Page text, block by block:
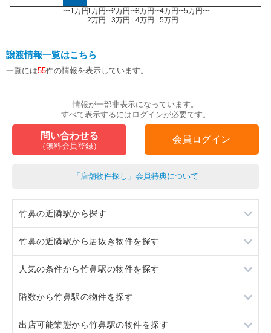
〜1万円1万円〜
2万円
2万円〜
3万円
3万円〜
4万円
4万円〜
5万円
5万円〜
譲渡情報一覧はこちら
一覧には55件の情報を表示しています。
情報が一部非表示になっています。
すべて表示するにはログインが必要です。
問い合わせる
（無料会員登録）
会員ログイン
「店舗物件探し」会員特典について
竹鼻の近隣駅から探す
羽島市役所前
江吉良
竹鼻の近隣駅から居抜き物件を探す
羽島市役所前
江吉良
人気の条件から竹鼻駅の物件を探す
スケルトン
駐車場あり
階数から竹鼻駅の物件を探す
1階
出店可能業態から竹鼻駅の物件を探す